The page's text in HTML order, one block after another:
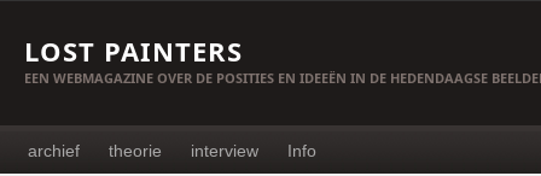
LOST PAINTERS
EEN WEBMAGAZINE OVER DE POSITIES EN IDEEËN IN DE HEDENDAAGSE
archief theorie interview Info